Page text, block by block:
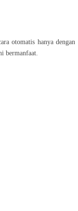
otomatis hanya
bermanfaat.